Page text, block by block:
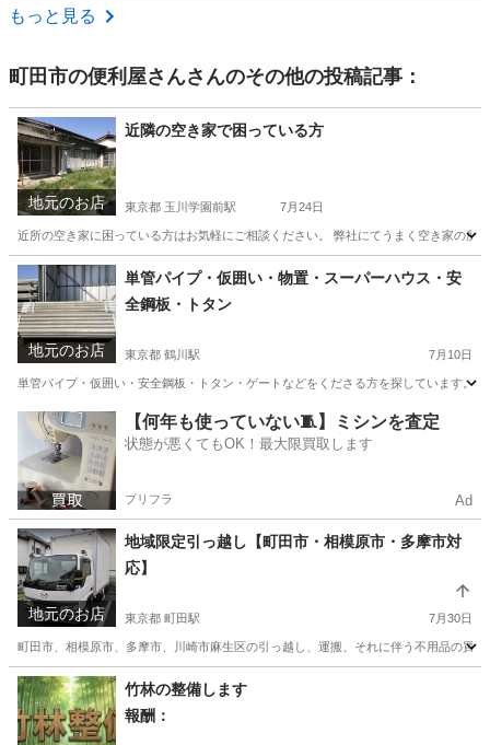
神奈川 横浜市
もっと見る
町田市の便利屋さんさんのその他の投稿記事：
地元のお店
近隣の空き家で困っている方
東京都 玉川学園前駅 7月24日
近所の空き家に困っている方はお気軽にご相談ください。 弊社にてうまく空き家の
東京 町田市 玉川学園前駅 便利屋 窓ガラス
地元のお店
単管パイプ・仮囲い・物置・スーパーハウス・安
全鋼板・トタン
東京都 鶴川駅 7月10日
単管パイプ・仮囲い・安全鋼板・トタン・ゲートなどをくださる方を探しています。
東京 町田市 鶴川駅 便利屋 単管パイプ
【何年も使っていない🧵】ミシンを査定
状態が悪くてもOK！最大限買取します
プリフラ Ad
地元のお店
地域限定引っ越し【町田市・相模原市・多摩市対
応】
東京都 町田駅 7月30日
町田市、相模原市、多摩市、川崎市麻生区の引っ越し、運搬、それに伴う不用品の買
東京 町田市 町田駅 引っ越し
竹林の整備します
報酬：